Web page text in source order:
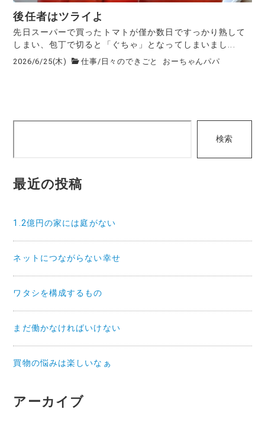
後任者はツライよ
先日スーパーで買ったトマトが僅か数日ですっかり熟して
しまい、包丁で切ると「ぐちゃ」となってしまいまし...
2026/6/25(木) 仕事/ 日々のできごと おーちゃんパパ
検索
最近の投稿
1.2億円の家には庭がない
ネットにつながらない幸せ
ワタシを構成するもの
まだ働かなければいけない
買物の悩みは楽しいなぁ
アーカイブ